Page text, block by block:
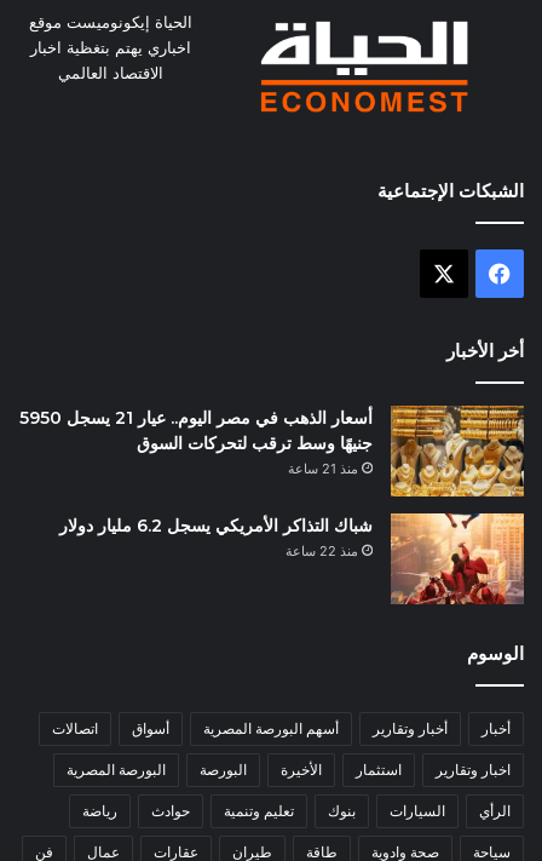
الحياة إيكونوميست موقع
اخباري يهتم بتغظية اخبار
الاقتصاد العالمي
الشبكات الإجتماعية
فيسبوك
أخر الأخبار
أسعار الذهب في مصر اليوم.. عيار 21 يسجل 5950
جنيهًا وسط ترقب لتحركات السوق
منذ 21 ساعة
شباك التذاكر الأمريكي يسجل 6.2 مليار دولار
منذ 22 ساعة
الوسوم
أخبار أخبار وتقارير أسهم البورصة المصرية أسواق اتصالات
اخبار وتقارير استثمار الأخيرة البورصة البورصة المصرية
الرأي السيارات بنوك تعليم وتنمية حوادث رياضة
سياحة صحة وادوية طاقة طيران عقارات عمال فن